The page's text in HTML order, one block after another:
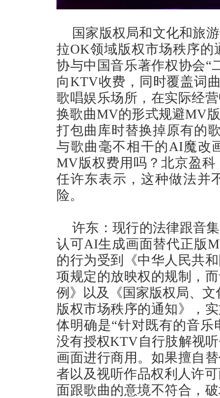
国家版权局和文化和旅
拉OK领域版权市场秩序
协与中国音乐著作权协会“
向KTV收费，同时覆盖词
歌唱娱乐场所，在实际经
换歌曲MV的形式规避MV
打包曲库时替换掉原有的
与歌曲毫不相干的AI魔改
MV版权费用吗？北京盈
任许东表示，这种做法并
险。
许东：现行的法律跟音
认可AI生成画面替代正版
的行为受到《中华人民共
项规定的放映权的规制，
例》以及《国家版权局、
版权市场秩序的通知》，
体明确是“针对既有的音
没有授权KTV自行肢解视
画面进行商用。如果擅自
者以及视听作品权利人许
面跟歌曲的意境不符合，